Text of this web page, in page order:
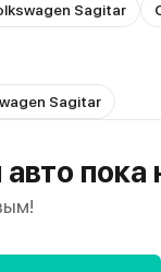
Sagitar
Sagitar
пока